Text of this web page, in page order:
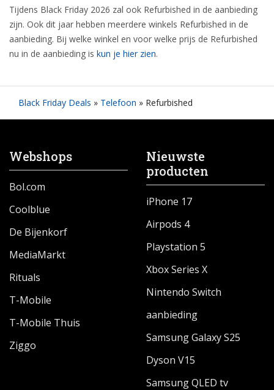
Tijdens Black Friday 2026 zal ook Refurbished in de aanbieding
zijn. Ook dit jaar hebben meerdere winkels Refurbished in de
aanbieding. Bij welke winkel en voor welke prijs de Refurbished
nu in de aanbieding is kun je hier zien.
Black Friday Deals » Telefoon » Refurbished
Webshops
Bol.com
Coolblue
De Bijenkorf
MediaMarkt
Rituals
T-Mobile
T-Mobile Thuis
Ziggo
Nieuwste
producten
iPhone 17
Airpods 4
Playstation 5
Xbox Series X
Nintendo Switch
aanbieding
Samsung Galaxy S25
Dyson V15
Samsung QLED tv